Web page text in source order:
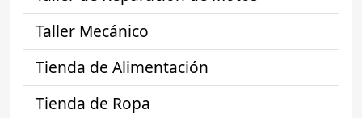
Taller Mecánico
Tienda de Alimentación
Tienda de Ropa